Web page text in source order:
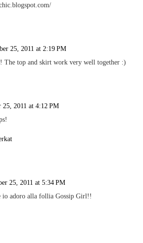
25, 2011 at 2:19 PM
The top and skirt work very well together :)
25, 2011 at 4:12 PM
25, 2011 at 5:34 PM
io adoro alla follia Gossip Girl!!